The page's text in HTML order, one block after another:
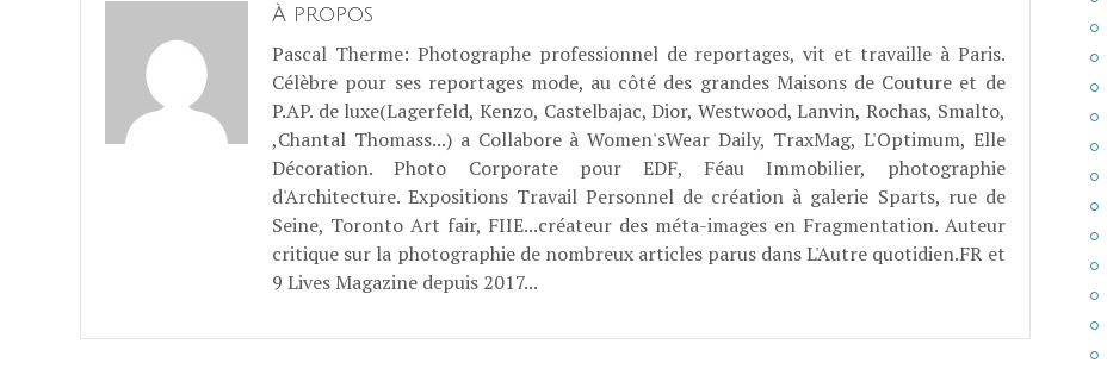
À propos
Pascal Therme: Photographe professionnel de reportages, vit et travaille à Paris.
Célèbre pour ses reportages mode, au côté des grandes Maisons de Couture et de
P.AP. de luxe(Lagerfeld, Kenzo, Castelbajac, Dior, Westwood, Lanvin, Rochas, Smalto,
,Chantal Thomass...) a Collabore à Women'sWear Daily, TraxMag, L'Optimum, Elle
Décoration. Photo Corporate pour EDF, Féau Immobilier, photographie
d'Architecture. Expositions Travail Personnel de création à galerie Sparts, rue de
Seine, Toronto Art fair, FIIE...créateur des méta-images en Fragmentation. Auteur
critique sur la photographie de nombreux articles parus dans L'Autre quotidien.FR et
9 Lives Magazine depuis 2017...